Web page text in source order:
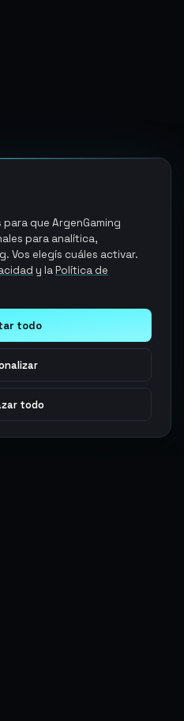
que ArgenGaming
para analítica,
Vos elegís cuáles activar.
y laPolítica de
todo
todo